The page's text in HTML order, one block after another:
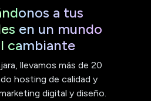
a tus
en un mundo
cambiante
llevamos más de 20
hosting de calidad y
digital y diseño.